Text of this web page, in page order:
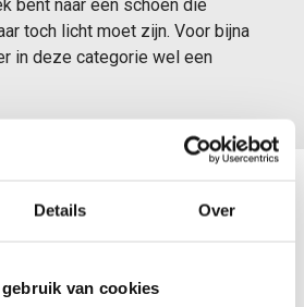
Details Over
van cookies
bent naar een schoen die
toch licht moet zijn. Voor bijna
in deze categorie wel een